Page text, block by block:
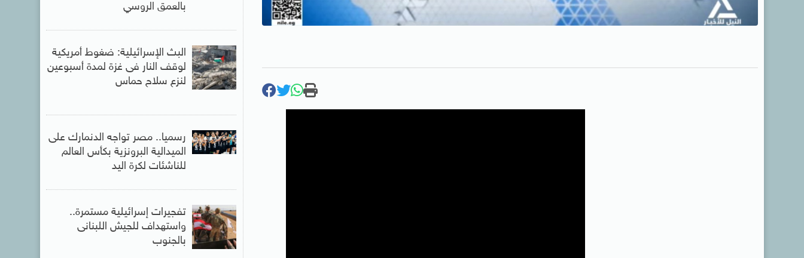
بالعمق الروسي
البث الإسرائيلية: ضغوط أمريكية
لوقف النار فى غزة لمدة أسبوعين
لنزع سلاح حماس
رسميا.. مصر تواجه الدنمارك على
الميدالية البرونزية بكأس العالم
للناشئات لكرة اليد
تفجيرات إسرائيلية مستمرة..
واستهداف للجيش اللبنانى
بالجنوب